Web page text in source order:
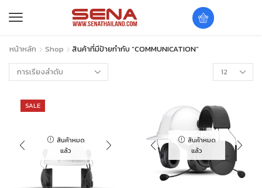
หน้าหลัก Shop สินค้าที่มีป้ายกำกับ “COMMUNICATION”
SALE
สินค้าหมด
แล้ว
สินค้าหมด
แล้ว